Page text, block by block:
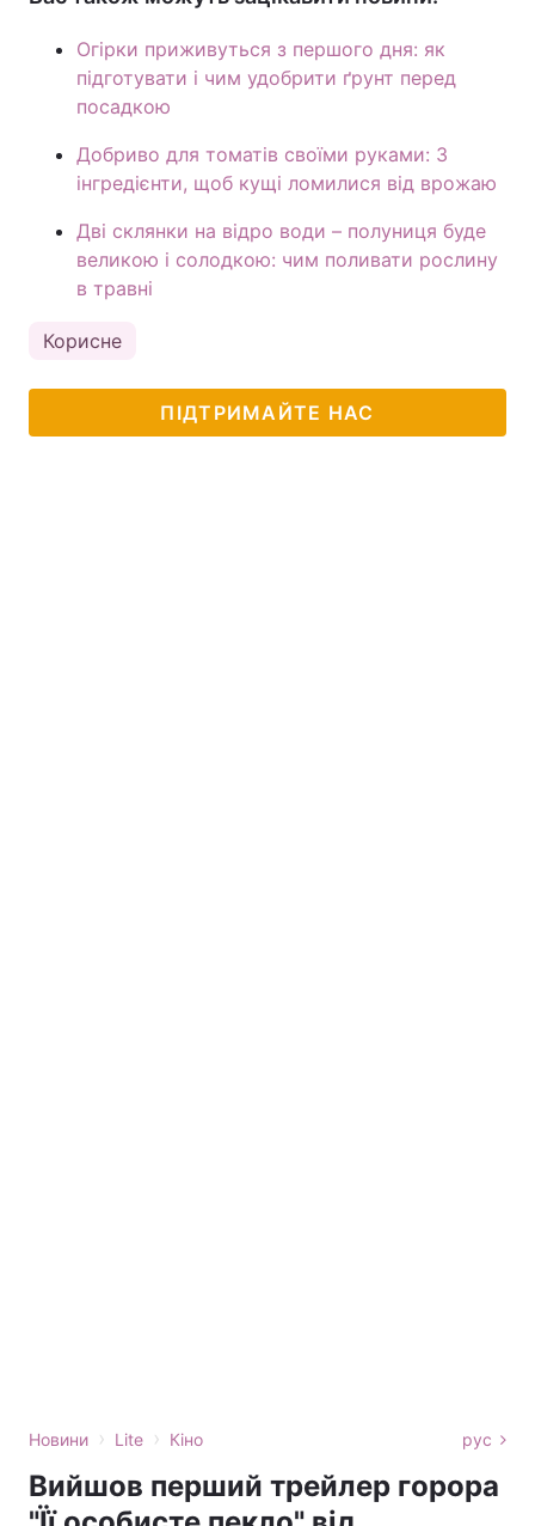
Огірки приживуться з першого дня: як
підготувати і чим удобрити ґрунт перед
посадкою
Добриво для томатів своїми руками: 3
інгредієнти, щоб кущі ломилися від врожаю
Дві склянки на відро води – полуниця буде
великою і солодкою: чим поливати рослину
в травні
Корисне
ПІДТРИМАЙТЕ НАС
Новини › Lite › Кіно рус
Вийшов перший трейлер горора